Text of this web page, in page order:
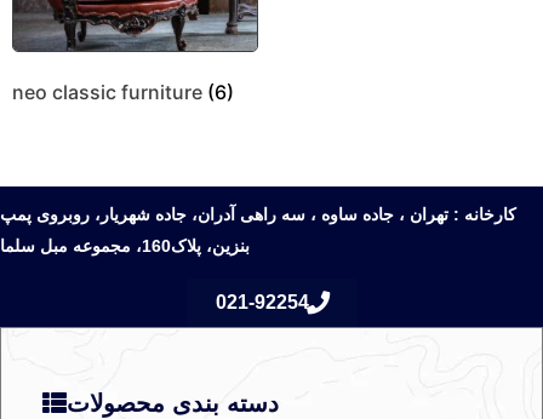
neo classic furniture (6)
کارخانه : تهران ، جاده ساوه ، سه راهی آدران، جاده شهریار، روبروی پمپ
بنزین، پلاک160، مجموعه مبل سلما
021-92254
دسته بندی محصولات